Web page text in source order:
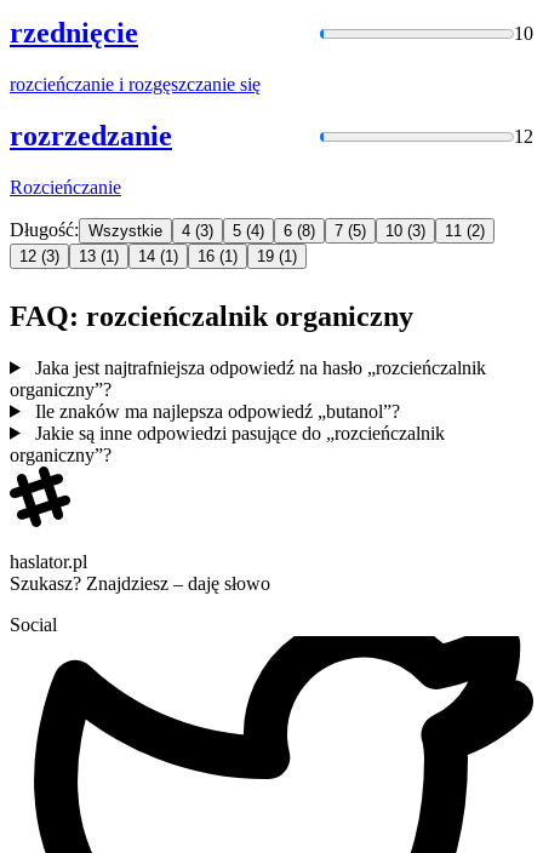
rzednięcie 10
rozcieńczanie i rozgęszczanie się
rozrzedzanie 12
Rozcieńczanie
Długość: Wszystkie 4 (3) 5 (4) 6 (8) 7 (5) 10 (3) 11 (2)
12 (3) 13 (1) 14 (1) 16 (1) 19 (1)
FAQ: rozcieńczalnik organiczny
Jaka jest najtrafniejsza odpowiedź na hasło „rozcieńczalnik
organiczny”?
Ile znaków ma najlepsza odpowiedź „butanol”?
Jakie są inne odpowiedzi pasujące do „rozcieńczalnik
organiczny”?
haslator.pl
Szukasz? Znajdziesz – daję słowo
Social